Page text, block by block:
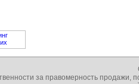
за правомерность